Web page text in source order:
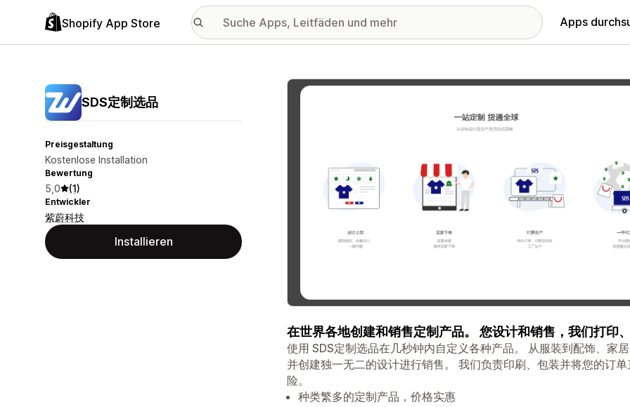
Shopify App Store Apps
SDS定制选品
Preisgestaltung
Kostenlose Installation
Bewertung
5,0 (1)
Entwickler
紫蔚科技
Installieren
Vorgestellte Bildergalerie
在世界各地创建和销售定制产品。 您设计和销售，我们打印、
使用 SDS定制选品在几秒钟内自定义各种产品。 从服装到配饰、家
并创建独一无二的设计进行销售。 我们负责印刷、包装并将您的订
险。
种类繁多的定制产品，价格实惠